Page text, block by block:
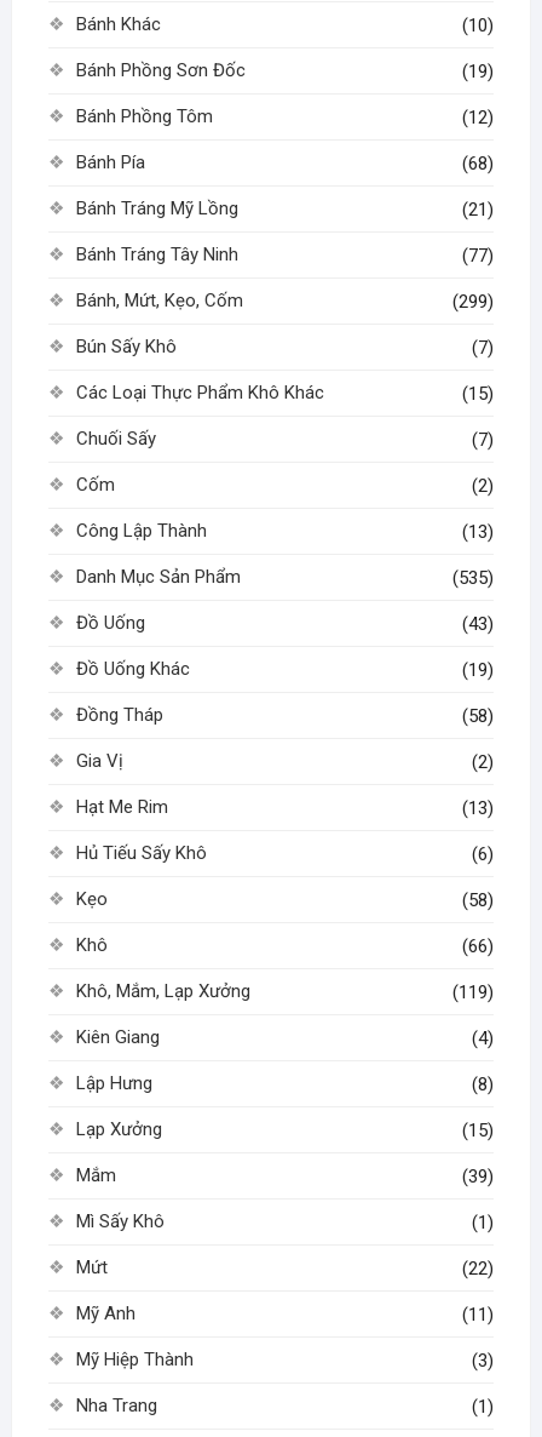
sản
phẩm
Bánh Khác (10)
Bánh Phồng Sơn Đốc (19)
Bánh Phồng Tôm (12)
Bánh Pía (68)
Bánh Tráng Mỹ Lồng (21)
Bánh Tráng Tây Ninh (77)
Bánh, Mứt, Kẹo, Cốm (299)
Bún Sấy Khô (7)
Các Loại Thực Phẩm Khô Khác (15)
Chuối Sấy (7)
Cốm (2)
Công Lập Thành (13)
Danh Mục Sản Phẩm (535)
Đồ Uống (43)
Đồ Uống Khác (19)
Đồng Tháp (58)
Gia Vị (2)
Hạt Me Rim (13)
Hủ Tiếu Sấy Khô (6)
Kẹo (58)
Khô (66)
Khô, Mắm, Lạp Xưởng (119)
Kiên Giang (4)
Lập Hưng (8)
Lạp Xưởng (15)
Mắm (39)
Mì Sấy Khô (1)
Mứt (22)
Mỹ Anh (11)
Mỹ Hiệp Thành (3)
Nha Trang (1)